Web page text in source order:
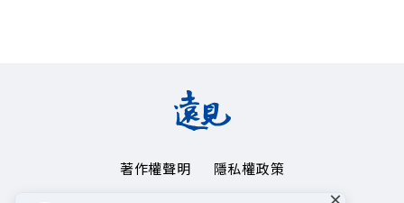
著作權聲明
隱私權政策